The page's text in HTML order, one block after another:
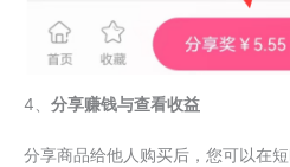
4、 分享赚钱与查看收益
分享商品给他人购买后，您可以在